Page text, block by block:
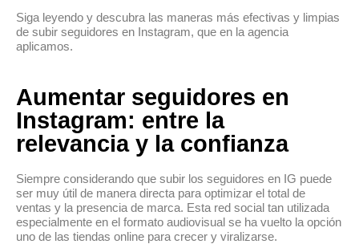
Siga leyendo y descubra las maneras más efectivas y limpias
de subir seguidores en Instagram, que en la agencia
aplicamos.
Aumentar seguidores en
Instagram: entre la
relevancia y la confianza
Siempre considerando que subir los seguidores en IG puede
ser muy útil de manera directa para optimizar el total de
ventas y la presencia de marca. Esta red social tan utilizada
especialmente en el formato audiovisual se ha vuelto la opción
uno de las tiendas online para crecer y viralizarse.